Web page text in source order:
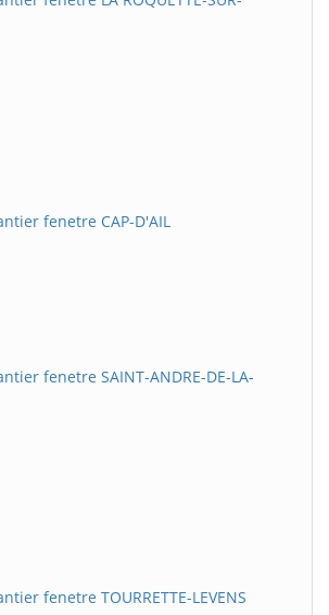
fenetre CAP-D'AIL
fenetre SAINT-ANDRE-DE-LA-
fenetre TOURRETTE-LEVENS